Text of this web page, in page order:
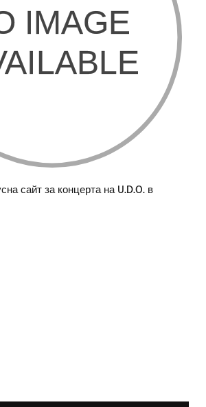
сайт за концерта на U.D.O. в